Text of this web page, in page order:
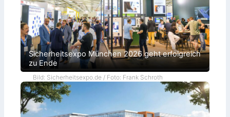
Sicherheitsexpo München 2026 geht erfolgreich
zu Ende
Bild: Sicherheitsexpo.de / Foto: Frank Schroth